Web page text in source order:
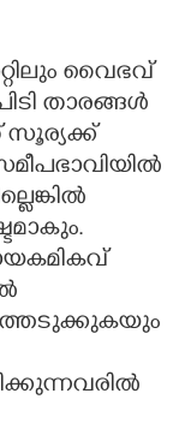
വൈഭവ്
താരങ്ങള്‍